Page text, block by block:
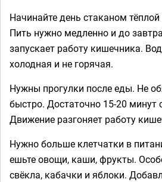
Начинайте день стаканом
Пить нужно медленно и до
запускает работу кишечника.
холодная и не горячая.
Нужны прогулки после еды. Не
быстро. Достаточно 15-20 минут
Движение разгоняет работу
Нужно больше клетчатки в
ешьте овощи, каши, фрукты.
свёкла, кабачки и яблоки.